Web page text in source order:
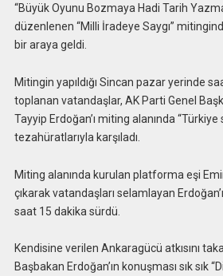
“Büyük Oyunu Bozmaya Hadi Tarih
düzenlenen “Milli İradeye Saygı”
bir araya geldi.
Mitingin yapıldığı Sincan pazar yerinde
toplanan vatandaşlar, AK Parti Genel
Tayyip Erdoğan’ı miting alanında
tezahüratlarıyla karşıladı.
Miting alanında kurulan platforma eşi
çıkarak vatandaşları selamlayan
saat 15 dakika sürdü.
Kendisine verilen Ankaragücü atkısını
Başbakan Erdoğan’ın konuşması sık sık